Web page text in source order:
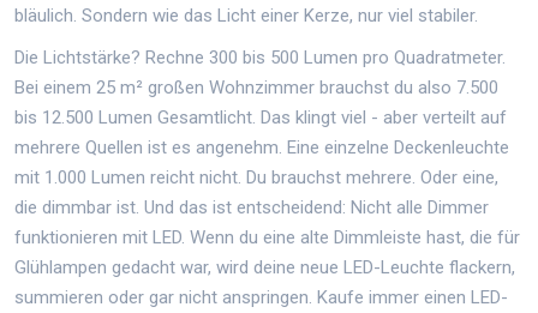
bläulich. Sondern wie das Licht einer Kerze, nur viel stabiler.
Die Lichtstärke? Rechne 300 bis 500 Lumen pro Quadratmeter.
Bei einem 25 m² großen Wohnzimmer brauchst du also 7.500
bis 12.500 Lumen Gesamtlicht. Das klingt viel - aber verteilt auf
mehrere Quellen ist es angenehm. Eine einzelne Deckenleuchte
mit 1.000 Lumen reicht nicht. Du brauchst mehrere. Oder eine,
die dimmbar ist. Und das ist entscheidend: Nicht alle Dimmer
funktionieren mit LED. Wenn du eine alte Dimmleiste hast, die für
Glühlampen gedacht war, wird deine neue LED-Leuchte flackern,
summieren oder gar nicht anspringen. Kaufe immer einen LED-